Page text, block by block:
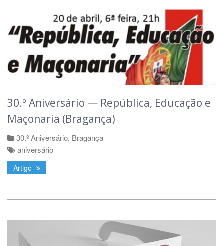
30.º Aniversário — República, Educação e
Maçonaria (Bragança)
30.º Aniversário, Bragança
aniversário
Artigo